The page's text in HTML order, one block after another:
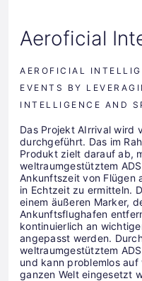
Aeroficial
AEROFICIAL
EVENTS BY
INTELLIGENCE AND
Das Projekt AIrrival wird
durchgeführt. Das im
Produkt zielt darauf ab,
weltraumgestütztem
Ankunftszeit von Flügen
in Echtzeit zu ermitteln.
einem äußeren Marker,
Ankunftsflughafen
kontinuierlich an
angepasst werden.
weltraumgestütztem
und kann problemlos
ganzen Welt eingesetzt